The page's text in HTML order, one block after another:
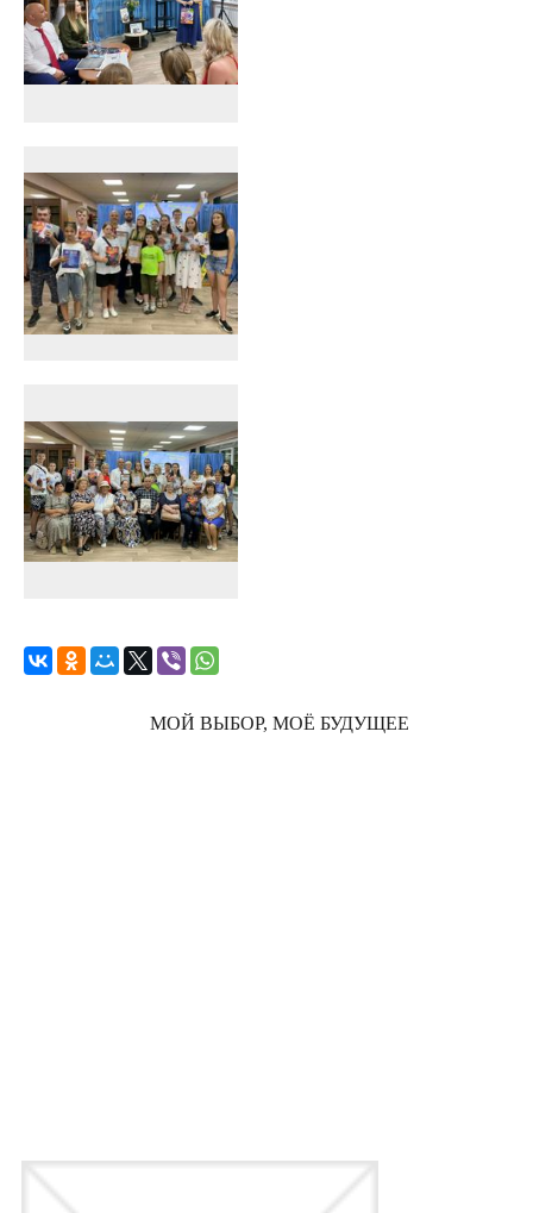
МОЙ ВЫБОР, МОЁ БУДУЩЕЕ